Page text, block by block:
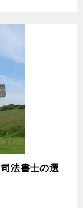
法書士の選